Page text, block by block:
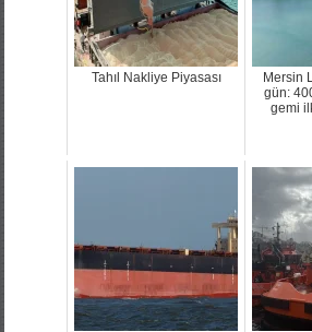
Tahıl Nakliye Piyasası
Mersin
gün:
gemi